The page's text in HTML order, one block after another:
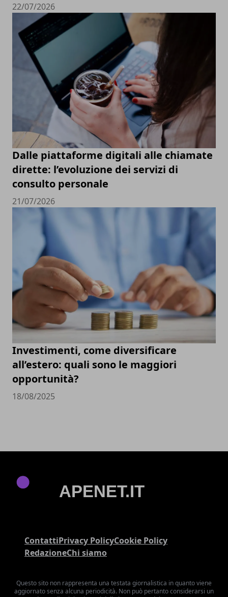
22/07/2026
Dalle piattaforme digitali alle chiamate
dirette: l’evoluzione dei servizi di
consulto personale
21/07/2026
Investimenti, come diversificare
all’estero: quali sono le maggiori
opportunità?
18/08/2025
ContattiPrivacy PolicyCookie Policy
RedazioneChi siamo
Questo sito non rappresenta una testata giornalistica in quanto viene
aggiornato senza alcuna periodicità. Non può pertanto considerarsi un